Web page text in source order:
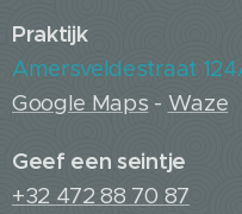
Praktijk
Amersveldestraat
Google Maps - Waze
Geef een seintje
+32 472 88 70 87